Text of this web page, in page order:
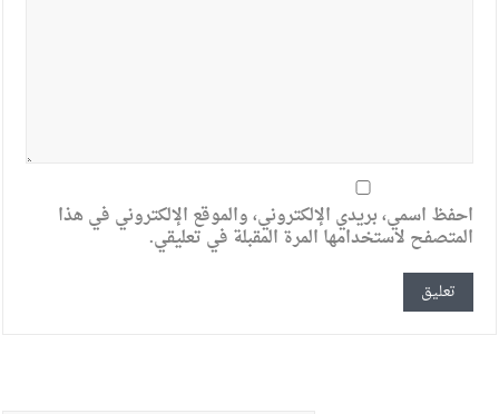
احفظ اسمي، بريدي الإلكتروني، والموقع الإلكتروني في هذا
المتصفح لاستخدامها المرة المقبلة في تعليقي.